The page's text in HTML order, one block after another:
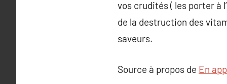
vos crudités ( les porter à
de la destruction des
saveurs.
Source à propos de En